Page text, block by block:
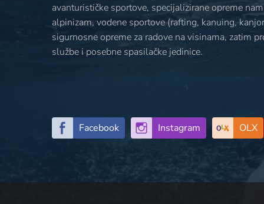
avanturističke sportove, specijalizirane opreme
alpinizam, vodene sportove (rafting, kanuing,
sigurnosne opreme za radove na visinama, zatim
službe i posebne spasilačke jedinice.
Facebook Instagram OLX